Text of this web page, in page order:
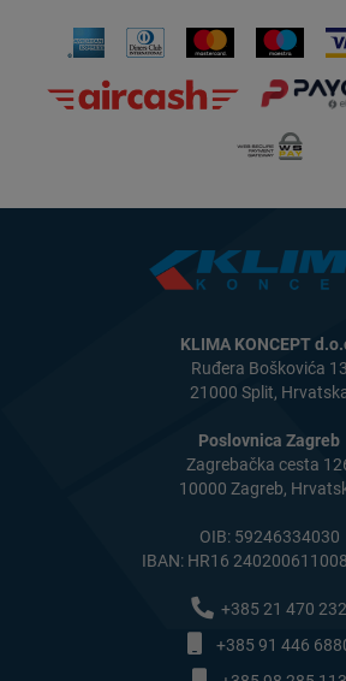
KLIMA KONCEPT
Ruđera Boškovića 13
21000 Split,
Poslovnica Zagreb
Zagrebačka cesta
10000 Zagreb,
OIB: 59246334030
IBAN: HR16
+385 21 470 232
+385 91 446